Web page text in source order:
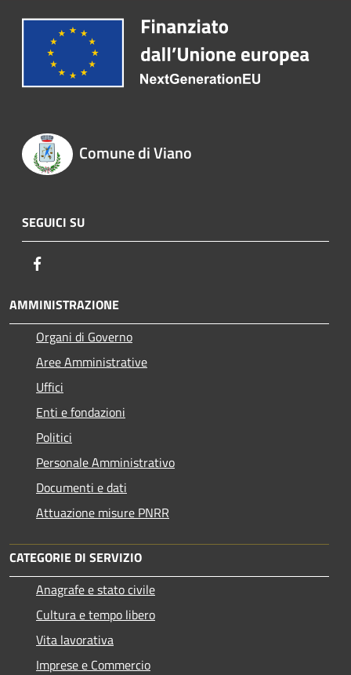
Comune di Viano
SEGUICI SU
AMMINISTRAZIONE
Organi di Governo
Aree Amministrative
Uffici
Enti e fondazioni
Politici
Personale Amministrativo
Documenti e dati
Attuazione misure PNRR
CATEGORIE DI SERVIZIO
Anagrafe e stato civile
Cultura e tempo libero
Vita lavorativa
Imprese e Commercio